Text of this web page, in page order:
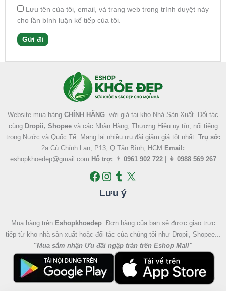
Lưu tên của tôi, email, và trang web trong trình duyệt này
cho lần bình luận kế tiếp của tôi.
Website mua hàng CHÍNH HÃNG với giá tại kho Nhà Sản Xuất. Đối tác
cùng Dropii, Shopeevà các Nhãn Hàng, Thương Hiệu uy tín, nổi tiếng
trong Nước và Quốc Tế. Mang lại nhiều ưu đãi giảm giá tốt nhất. Trụ sở:
2a Cù Chính Lan, P13, Q.Tân Bình, HCM Email:
eshopkhoedep@gmail.com Hỗ trợ: 👨 0961 902 722| 👩 0988 569 267
Lưu ý
Mua hàng trên Eshopkhoedep. Đơn hàng của bạn sẻ được giao trực
tiếp từ kho nhà sản xuất hoặc đối tác của chúng tôi như Dropii, Shopee...
"Mua sắm nhận Ưu đãi ngập tràn trên Eshop Mall"